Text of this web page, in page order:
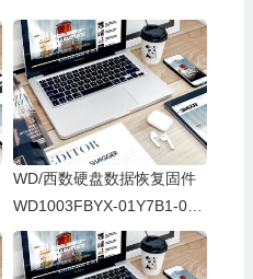
WD/西数硬盘数据恢复固件
WD1003FBYX-01Y7B1-01.
01V02-WD-WCAW3377969
7-0005009G